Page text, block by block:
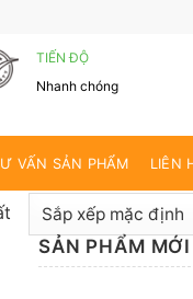
TIẾN ĐỘ
Nhanh chóng
VẤN SẢN PHẨM LIÊN
SẢN PHẨM MỚI